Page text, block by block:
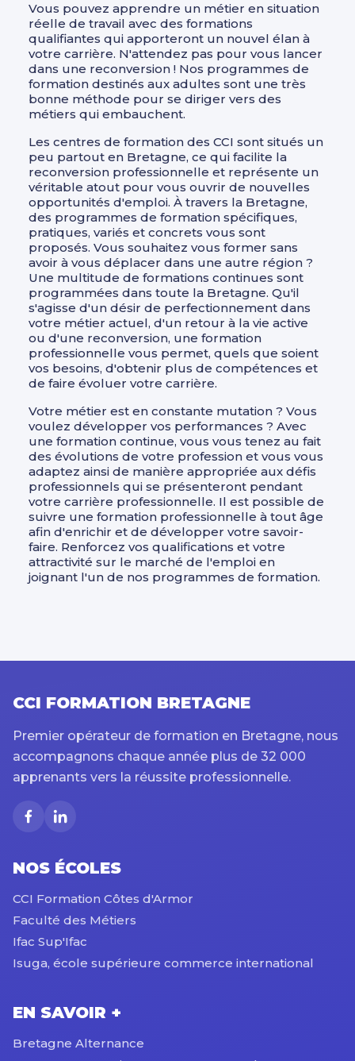
Vous pouvez apprendre un métier en situation
réelle de travail avec des formations
qualifiantes qui apporteront un nouvel élan à
votre carrière. N'attendez pas pour vous lancer
dans une reconversion ! Nos programmes de
formation destinés aux adultes sont une très
bonne méthode pour se diriger vers des
métiers qui embauchent.
Les centres de formation des CCI sont situés un
peu partout en Bretagne, ce qui facilite la
reconversion professionnelle et représente un
véritable atout pour vous ouvrir de nouvelles
opportunités d'emploi. À travers la Bretagne,
des programmes de formation spécifiques,
pratiques, variés et concrets vous sont
proposés. Vous souhaitez vous former sans
avoir à vous déplacer dans une autre région ?
Une multitude de formations continues sont
programmées dans toute la Bretagne. Qu'il
s'agisse d'un désir de perfectionnement dans
votre métier actuel, d'un retour à la vie active
ou d'une reconversion, une formation
professionnelle vous permet, quels que soient
vos besoins, d'obtenir plus de compétences et
de faire évoluer votre carrière.
Votre métier est en constante mutation ? Vous
voulez développer vos performances ? Avec
une formation continue, vous vous tenez au fait
des évolutions de votre profession et vous vous
adaptez ainsi de manière appropriée aux défis
professionnels qui se présenteront pendant
votre carrière professionnelle. Il est possible de
suivre une formation professionnelle à tout âge
afin d'enrichir et de développer votre savoir-
faire. Renforcez vos qualifications et votre
attractivité sur le marché de l'emploi en
joignant l'un de nos programmes de formation.
CCI FORMATION BRETAGNE
Premier opérateur de formation en Bretagne, nous
accompagnons chaque année plus de 32 000
apprenants vers la réussite professionnelle.
NOS ÉCOLES
CCI Formation Côtes d'Armor
Faculté des Métiers
Ifac Sup'Ifac
Isuga, école supérieure commerce international
EN SAVOIR +
Bretagne Alternance